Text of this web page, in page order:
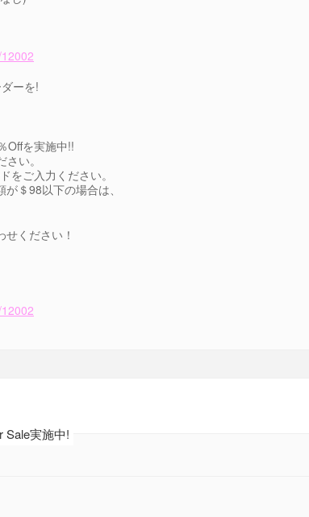
ーを!
Offを実施中!!
い。
をご入力ください。
＄98以下の場合は、
ください！
Sale実施中!